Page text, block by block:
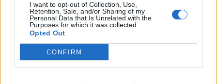
I want to opt-out of Collection, Use,
Retention, Sale, and/or Sharing of my
Personal Data that Is Unrelated with the
Purposes for which it was collected.
Opted Out
CONFIRM